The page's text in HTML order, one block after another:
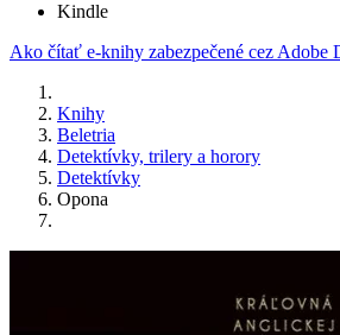
Kindle
Ako čítať e-knihy zabezpečené cez Adobe
Knihy
Beletria
Detektívky, trilery a horory
Detektívky
Opona